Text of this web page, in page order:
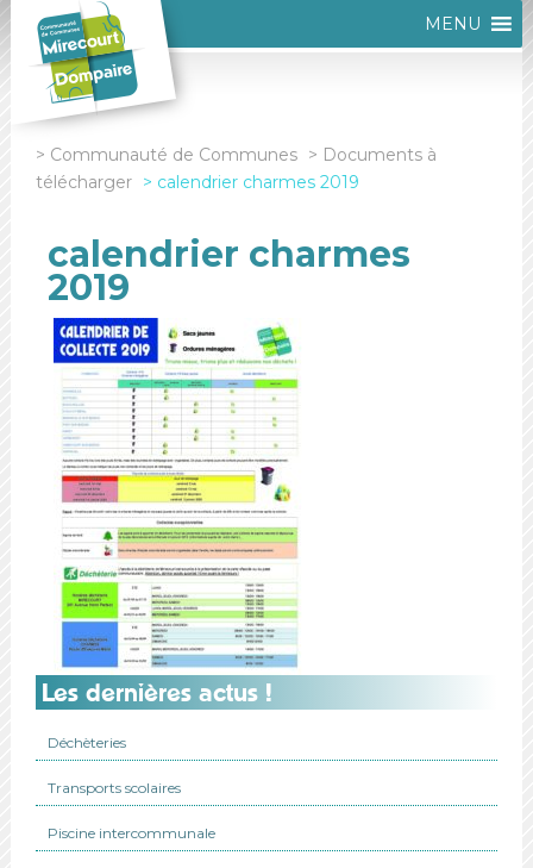
MENU
Communauté de Communes
Documents à
télécharger
calendrier charmes 2019
calendrier charmes
2019
Les dernières actus !
Déchèteries
Transports scolaires
Piscine intercommunale